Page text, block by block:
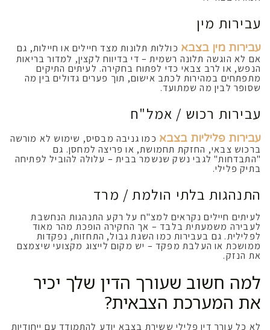
עבירות מין
עבירות מין בצבא כוללות תלונות מצד חיילים או חיילות, גם
אם לא הוגשה תלונה רשמית – די בדיווח לקצין, למדור בריאות
הנפש, או לרב צבאי כדי לפתוח בחקירה. לעיתים התיקים
מתפתחים במהירות לכתב אישום, תוך פערים גדולים בין מה
שסופר לבין מה שמתועד.
עבירות רכוש / אמל"ח
עבירות פליליות בצבא כמו גניבה מבסיס, שימוש לא מורשה
ברכוש צבאי, החזקת תחמושת, או פריצה למחסן. גם
"התבדחות" לגבי נשק שנשמר בבית – עלולה להוביל לפתיחה
בתיק פלילי.
התנהגות בלתי הולמת / מרד
לעיתים חיילים נקראים למצ"ח על רקע התנהגות הנחשבת
לעבירה משמעתית בלבד – אך החקירה הופכת מהר מאוד
לפלילית. גם בעבירות כמו השגת גבול, התחזות, נפקדות
ממושכת או העלבת מפקד – יש מקום לייצוג מקצועי שיצמצם
את הנזק.
למה חשוב שעורך הדין שלך יכיר
את המערכת הצבאית?
לא כל עורך דין פלילי ששירת בצבא יודע להתמודד עם ייחודיות